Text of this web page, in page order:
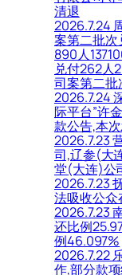
清退
2026.7.24
案第二批次
890人
兑付262人
司案第二批
2026.7.24
际平台”许
款公告,本
2026.7.23
司,辽参(大
堂(大连)公
2026.7.23
法吸收公众
2026.7.23
还比例
例46.097%
2026.7.22
作,部分款